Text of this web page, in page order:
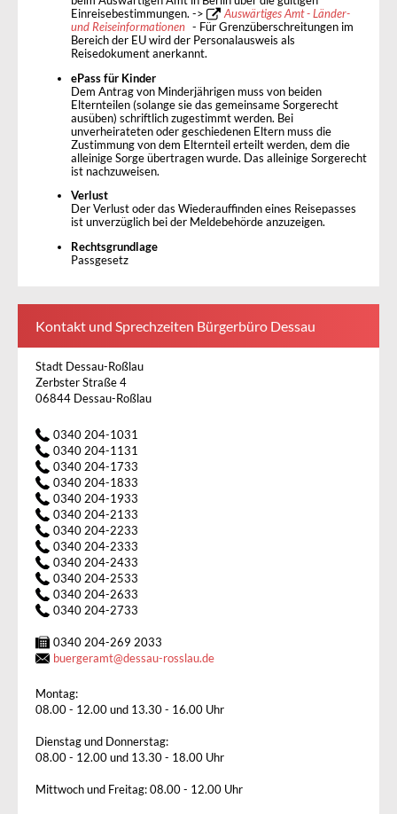
Einreisebestimmungen. ->
Auswärtiges Amt - Länder-
und Reiseinformationen - Für Grenzüberschreitungen im
Bereich der EU wird der Personalausweis als
Reisedokument anerkannt.
ePass für Kinder
Dem Antrag von Minderjährigen muss von beiden
Elternteilen (solange sie das gemeinsame Sorgerecht
ausüben) schriftlich zugestimmt werden. Bei
unverheirateten oder geschiedenen Eltern muss die
Zustimmung von dem Elternteil erteilt werden, dem die
alleinige Sorge übertragen wurde. Das alleinige Sorgerecht
ist nachzuweisen.
Verlust
Der Verlust oder das Wiederauffinden eines Reisepasses
ist unverzüglich bei der Meldebehörde anzuzeigen.
Rechtsgrundlage
Passgesetz
Kontakt und Sprechzeiten Bürgerbüro Dessau
Stadt Dessau-Roßlau
Zerbster Straße 4
06844 Dessau-Roßlau
0340 204-1031
0340 204-1131
0340 204-1733
0340 204-1833
0340 204-1933
0340 204-2133
0340 204-2233
0340 204-2333
0340 204-2433
0340 204-2533
0340 204-2633
0340 204-2733
0340 204-269 2033
buergeramt@dessau-rosslau.de
Montag:
08.00 - 12.00 und 13.30 - 16.00 Uhr
Dienstag und Donnerstag:
08.00 - 12.00 und 13.30 - 18.00 Uhr
Mittwoch und Freitag: 08.00 - 12.00 Uhr